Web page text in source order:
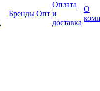
Бренды Опт
Оплата
и
доставка
О